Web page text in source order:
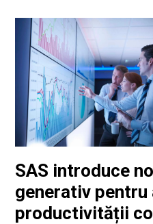
SAS introduce
generativ pentru
productivității